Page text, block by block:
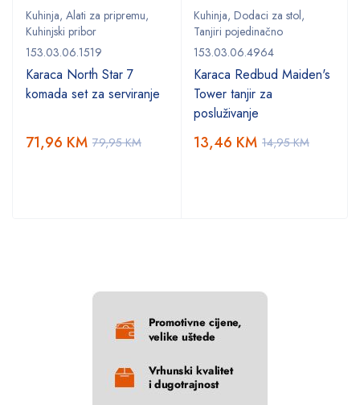
Kuhinja, Alati za pripremu,
Kuhinjski pribor
153.03.06.1519
Karaca North Star 7
komada set za serviranje
79,95KM
71,96 KM
Kuhinja, Dodaci za stol,
Tanjiri pojedinačno
153.03.06.4964
Karaca Redbud Maiden's
Tower tanjir za
posluživanje
14,95KM
13,46 KM